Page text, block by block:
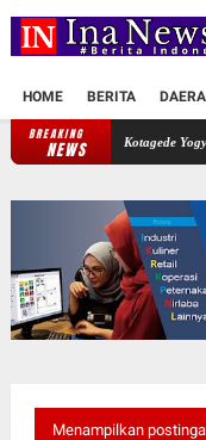
HOME BERITA
BREAKING
NEWS
di Kotagede Yogyakarta, 54
Menampilkan